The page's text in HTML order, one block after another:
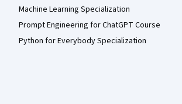
Machine Learning Specialization
Prompt Engineering for ChatGPT Course
Python for Everybody Specialization